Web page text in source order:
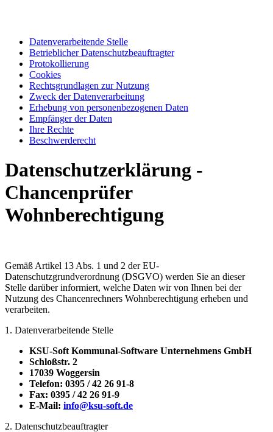
Datenverarbeitende Stelle
Betrieblicher Datenschutzbeauftragter
Protokollierung
Cookies
Rechtsgrundlagen zur Nutzung
Zweck der Datenverarbeitung
Erhebung von personenbezogenen Daten
Empfänger der Daten
Ihre Rechte
Beschwerderecht
Datenschutzerklärung -
Chancenprüfer
Wohnberechtigung
Gemäß Artikel 13 Abs. 1 und 2 der EU-
Datenschutzgrundverordnung (DSGVO) werden Sie an dieser
Stelle darüber informiert, welche Daten wir von Ihnen bei der
Nutzung des Chancenrechners Wohnberechtigung erheben und
verarbeiten.
1. Datenverarbeitende Stelle
KSU-Soft Kommunal-Software Unternehmens GmbH
Schloßstr. 2
17039 Woggersin
Telefon: 0395 / 42 26 91-8
Fax: 0395 / 42 26 91-9
E-Mail: info@ksu-soft.de
2. Datenschutzbeauftragter